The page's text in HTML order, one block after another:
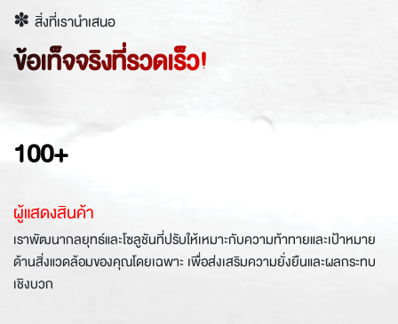
✽ สิ่งที่เรานำเสนอ
ข้อเท็จจริงที่รวดเร็ว!
100+
ผู้แสดงสินค้า
เราพัฒนากลยุทธ์และโซลูชันที่ปรับให้เหมาะกับความท้าทายและเป้าหมาย
ด้านสิ่งแวดล้อมของคุณโดยเฉพาะ เพื่อส่งเสริมความยั่งยืนและผลกระทบ
เชิงบวก